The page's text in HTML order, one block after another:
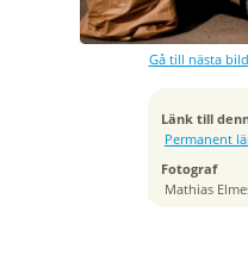
Gå till nästa
Länk till
Permanent
Fotograf
Mathias
Kamera
Canon EOS
Tagen
ISO
100
Brännvidd
84 mm